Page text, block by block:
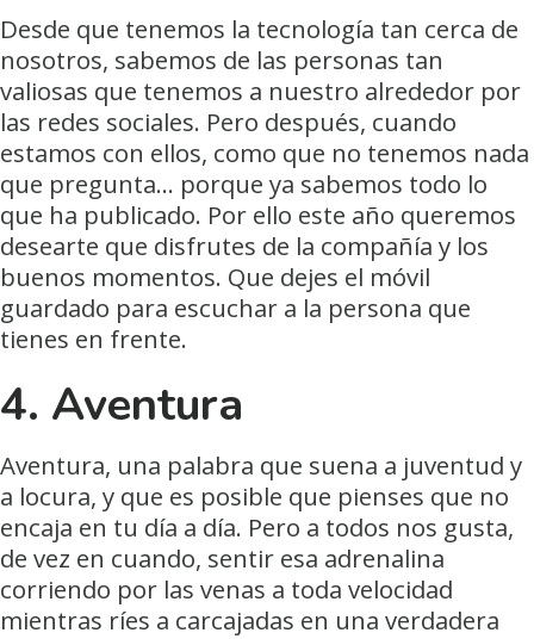
Desde que tenemos la tecnología tan cerca de
nosotros, sabemos de las personas tan
valiosas que tenemos a nuestro alrededor por
las redes sociales. Pero después, cuando
estamos con ellos, como que no tenemos nada
que pregunta… porque ya sabemos todo lo
que ha publicado. Por ello este año queremos
desearte que disfrutes de la compañía y los
buenos momentos. Que dejes el móvil
guardado para escuchar a la persona que
tienes en frente.
4. Aventura
Aventura, una palabra que suena a juventud y
a locura, y que es posible que pienses que no
encaja en tu día a día. Pero a todos nos gusta,
de vez en cuando, sentir esa adrenalina
corriendo por las venas a toda velocidad
mientras ríes a carcajadas en una verdadera